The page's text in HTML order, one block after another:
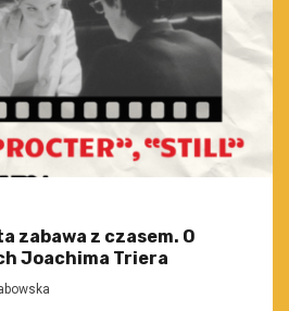
zabawa z czasem. O
Joachima Triera